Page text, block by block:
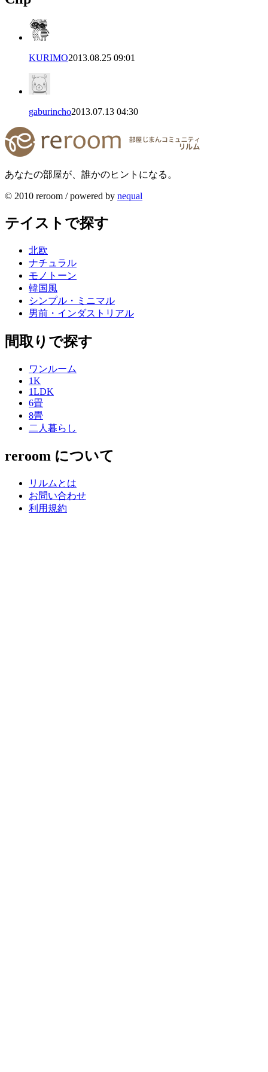
KURIMO2013.08.25 09:01
gaburincho2013.07.13 04:30
あなたの部屋が、誰かのヒントになる。
© 2010 reroom / powered by nequal
テイストで探す
北欧
ナチュラル
モノトーン
韓国風
シンプル・ミニマル
男前・インダストリアル
間取りで探す
ワンルーム
1K
1LDK
6畳
8畳
二人暮らし
reroom について
リルムとは
お問い合わせ
利用規約